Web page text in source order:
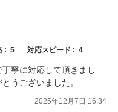
: 5 対応スピード : 4
寧に対応して頂きまし
うございました。
2025年12月7日 16:34